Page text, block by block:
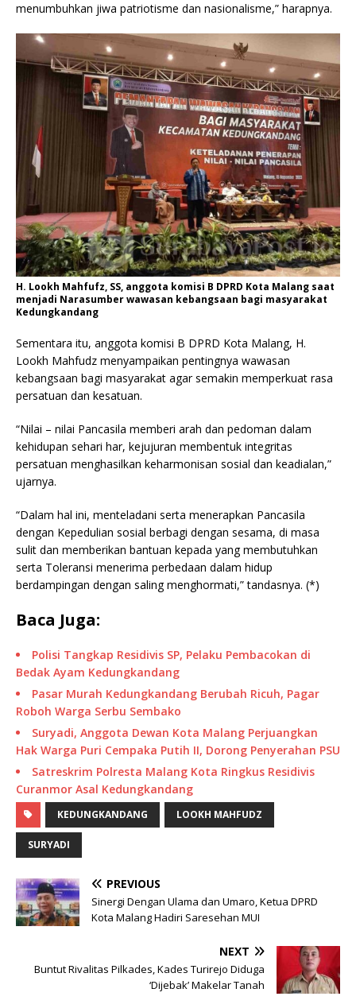
menumbuhkan jiwa patriotisme dan nasionalisme,” harapnya.
H. Lookh Mahfufz, SS, anggota komisi B DPRD Kota Malang saat
menjadi Narasumber wawasan kebangsaan bagi masyarakat
Kedungkandang
Sementara itu, anggota komisi B DPRD Kota Malang, H.
Lookh Mahfudz menyampaikan pentingnya wawasan
kebangsaan bagi masyarakat agar semakin memperkuat rasa
persatuan dan kesatuan.
“Nilai – nilai Pancasila memberi arah dan pedoman dalam
kehidupan sehari har, kejujuran membentuk integritas
persatuan menghasilkan keharmonisan sosial dan keadialan,”
ujarnya.
“Dalam hal ini, menteladani serta menerapkan Pancasila
dengan Kepedulian sosial berbagi dengan sesama, di masa
sulit dan memberikan bantuan kepada yang membutuhkan
serta Toleransi menerima perbedaan dalam hidup
berdampingan dengan saling menghormati,” tandasnya. (*)
Baca Juga:
Polisi Tangkap Residivis SP, Pelaku Pembacokan di
Bedak Ayam Kedungkandang
Pasar Murah Kedungkandang Berubah Ricuh, Pagar
Roboh Warga Serbu Sembako
Suryadi, Anggota Dewan Kota Malang Perjuangkan
Hak Warga Puri Cempaka Putih II, Dorong Penyerahan PSU
Satreskrim Polresta Malang Kota Ringkus Residivis
Curanmor Asal Kedungkandang
KEDUNGKANDANG LOOKH MAHFUDZ
SURYADI
PREVIOUS
Sinergi Dengan Ulama dan Umaro, Ketua DPRD
Kota Malang Hadiri Saresehan MUI
NEXT
Buntut Rivalitas Pilkades, Kades Turirejo Diduga
‘Dijebak’ Makelar Tanah